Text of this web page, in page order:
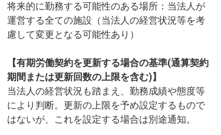
将来的に勤務する可能性のある場所：当法人が
運営する全ての施設（当法人の経営状況等を考
慮して変更となる可能性あり）
【有期労働契約を更新する場合の基準(通算契約
期間または更新回数の上限を含む)】
当法人の経営状況も踏まえ、勤務成績や態度等
により判断。更新の上限を予め設定するもので
はないが、これを設定する場合は別途通知。